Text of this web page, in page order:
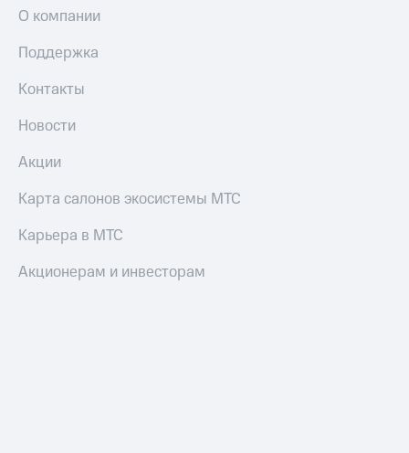
О компании
Поддержка
Контакты
Новости
Акции
Карта салонов экосистемы МТС
Карьера в МТС
Акционерам и инвесторам